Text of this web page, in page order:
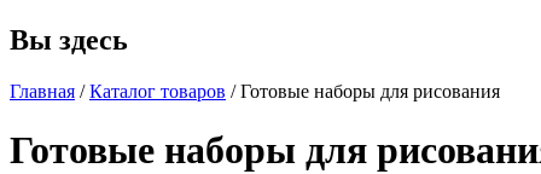
Вы здесь
Главная / Каталог товаров / Готовые наборы для рисования
Готовые наборы для